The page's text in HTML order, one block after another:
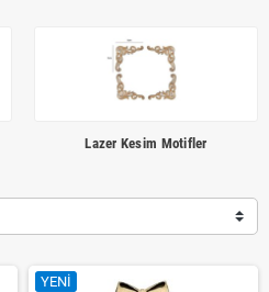
Lazer Kesim Motifler
YENI